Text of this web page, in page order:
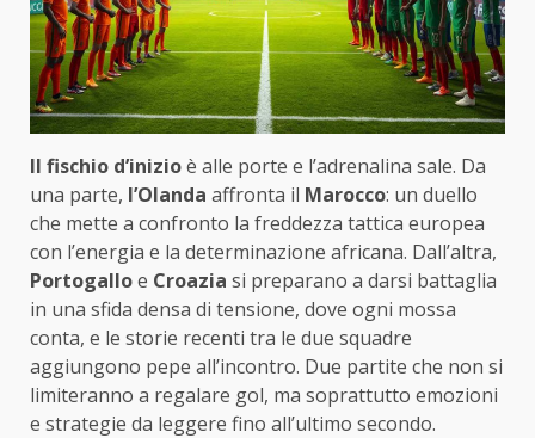
Il fischio d’inizioè alle porte e l’adrenalina sale. Da
una parte, l’Olanda affronta il Marocco: un duello
che mette a confronto la freddezza tattica europea
con l’energia e la determinazione africana. Dall’altra,
Portogalloe Croazia si preparano a darsi battaglia
in una sfida densa di tensione, dove ogni mossa
conta, e le storie recenti tra le due squadre
aggiungono pepe all’incontro. Due partite che non si
limiteranno a regalare gol, ma soprattutto emozioni
e strategie da leggere fino all’ultimo secondo.